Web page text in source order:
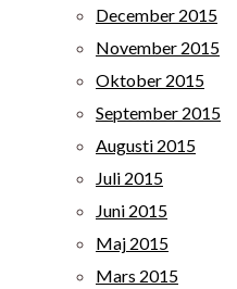
December 2015
November 2015
Oktober 2015
September 2015
Augusti 2015
Juli 2015
Juni 2015
Maj 2015
Mars 2015